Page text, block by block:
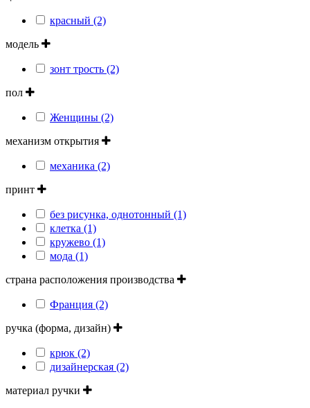
красный (2)
модель
зонт трость (2)
пол
Женщины (2)
механизм открытия
механика (2)
принт
без рисунка, однотонный (1)
клетка (1)
кружево (1)
мода (1)
страна расположения производства
Франция (2)
ручка (форма, дизайн)
крюк (2)
дизайнерская (2)
материал ручки